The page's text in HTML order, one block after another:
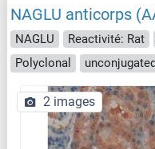
NAGLU anticorps
NAGLU Reactivité: Rat
Polyclonal
2 images